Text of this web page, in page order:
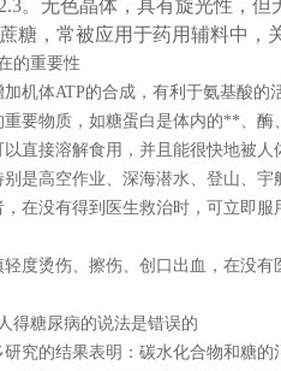
。无色晶体，具有旋光性，
糖，常被应用于药用辅料中，
的重要性
加机体ATP的合成，有利于氨基酸
要物质，如糖蛋白是体内的**、酶
以直接溶解食用，并且能很快地被
是高空作业、深海潜水、登山、
，在没有得到医生救治时，可立即
轻度烫伤、擦伤、创口出血，在没
得糖尿病的说法是错误的
研究的结果表明：碳水化合物和糖